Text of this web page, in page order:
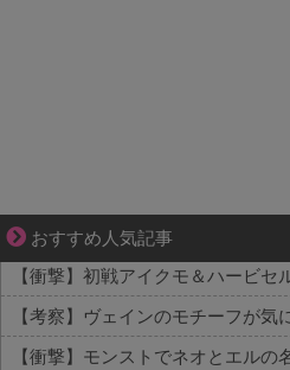
おすすめ人気記事
不器用な二人が辿り着いた、切な
【衝撃】モンストでネオとエルの